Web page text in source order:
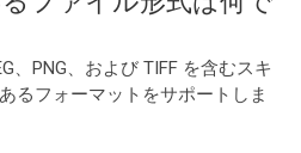
、PNG、および TIFF を含むスキ
るフォーマットをサポートしま